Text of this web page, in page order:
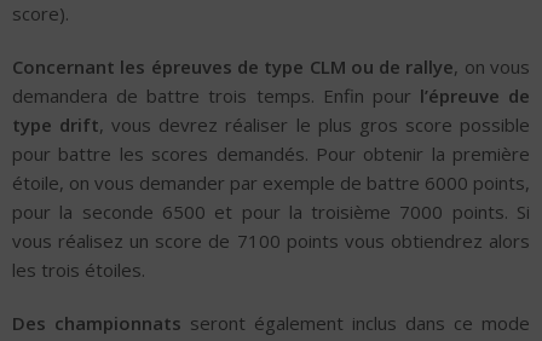
score).
Concernant les épreuves de type CLM ou de rallye, on vous
demandera de battre trois temps. Enfin pour l’épreuve de
type drift, vous devrez réaliser le plus gros score possible
pour battre les scores demandés. Pour obtenir la première
étoile, on vous demander par exemple de battre 6000 points,
pour la seconde 6500 et pour la troisième 7000 points. Si
vous réalisez un score de 7100 points vous obtiendrez alors
les trois étoiles.
Des championnats seront également inclus dans ce mode